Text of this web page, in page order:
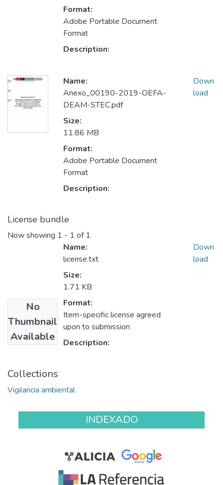
Format:
Adobe Portable Document
Format
Description:
Name:
Anexo_00190-2019-OEFA-
DEAM-STEC.pdf
Size:
11.86 MB
Format:
Adobe Portable Document
Format
Description:
Down
load
License bundle
Now showing 1 - 1 of 1
No
Thumbnail
Available
Name:
license.txt
Size:
1.71 KB
Format:
Item-specific license agreed
upon to submission
Description:
Down
load
Collections
Vigilancia ambiental
INDEXADO